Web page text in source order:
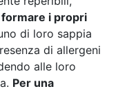
i propri
di loro sappia
di allergeni
alle loro
Per una